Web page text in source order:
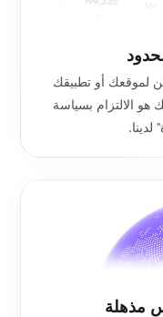
لموقعك أو تطبيقك
هو الالتزام بسياسة
لدينا.
مذهلة